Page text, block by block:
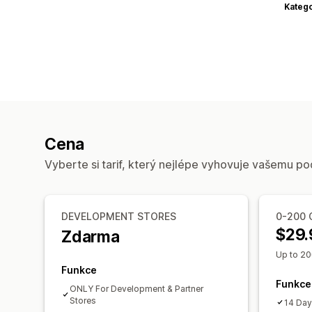
Cena
Vyberte si tarif, který nejlépe vyhovuje vašemu
DEVELOPMENT STORES
Zdarma
Funkce
ONLY For Development & Partner
Stores
0-200
Up to
Funkce
14